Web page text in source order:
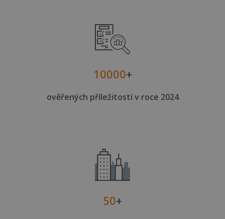
10000+
ověřených příležitostí v roce 2024
50+